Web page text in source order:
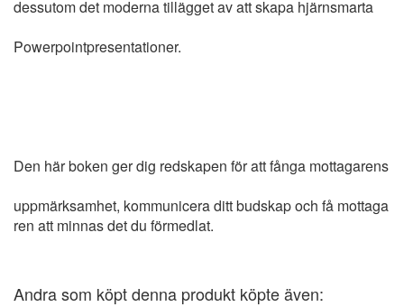
dessutom det moderna tillägget av att skapa hjärnsmarta
Powerpointpresentationer.
Den här boken ger dig redskapen för att fånga mottagarens
uppmärksamhet, kommunicera ditt budskap och få mottaga
ren att minnas det du förmedlat.
Andra som köpt denna produkt köpte även: